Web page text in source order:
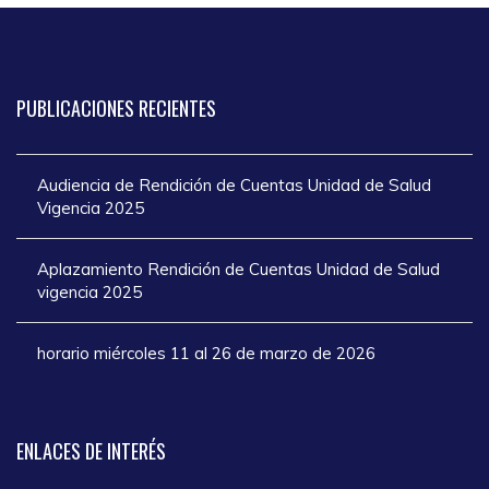
PUBLICACIONES RECIENTES
Audiencia de Rendición de Cuentas Unidad de Salud
Vigencia 2025
Aplazamiento Rendición de Cuentas Unidad de Salud
vigencia 2025
horario miércoles 11 al 26 de marzo de 2026
ENLACES DE INTERÉS